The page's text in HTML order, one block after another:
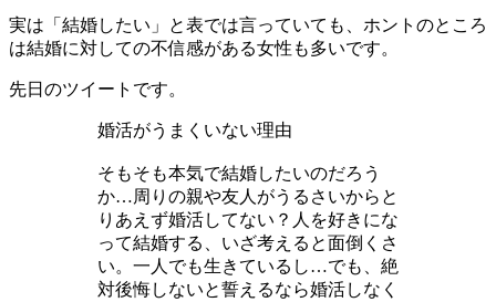
実は「結婚したい」と表では言っていても、ホントのところ
は結婚に対しての不信感がある女性も多いです。
先日のツイートです。
婚活がうまくいない理由
そもそも本気で結婚したいのだろう
か…周りの親や友人がうるさいからと
りあえず婚活してない？人を好きにな
って結婚する、いざ考えると面倒くさ
い。一人でも生きているし…でも、絶
対後悔しないと誓えるなら婚活しなく